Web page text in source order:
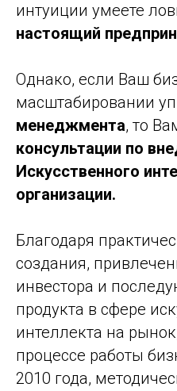
интуиции умеете
настоящий
Однако, если Ваш
масштабировании
менеджмента, то
консультации по
Искусственного
организации.
Благодаря
создания,
инвестора и
продукта в сфере
интеллекта на
процессе работы
2010 года,